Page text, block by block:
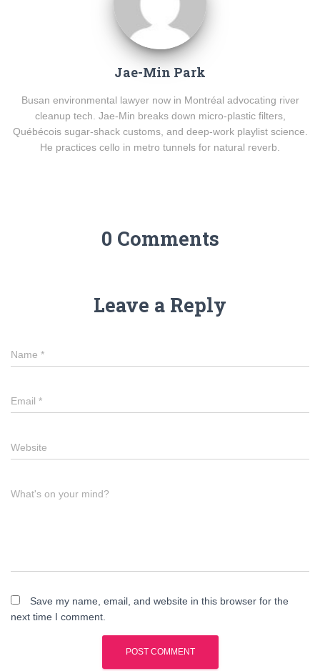
Jae-Min Park
Busan environmental lawyer now in Montréal advocating river
cleanup tech. Jae-Min breaks down micro-plastic filters,
Québécois sugar-shack customs, and deep-work playlist science.
He practices cello in metro tunnels for natural reverb.
0 Comments
Leave a Reply
Name *
Email *
Website
What's on your mind?
Save my name, email, and website in this browser for the
next time I comment.